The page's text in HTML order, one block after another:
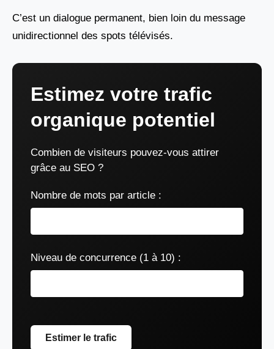
C’est un dialogue permanent, bien loin du message
unidirectionnel des spots télévisés.
Estimez votre trafic
organique potentiel
Combien de visiteurs pouvez-vous attirer
grâce au SEO ?
Nombre de mots par article :
Niveau de concurrence (1 à 10) :
Estimer le trafic